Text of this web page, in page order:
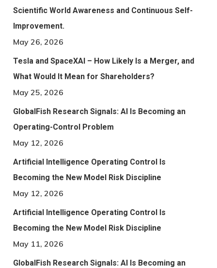
Scientific World Awareness and Continuous Self-
Improvement.
May 26, 2026
Tesla and SpaceXAI – How Likely Is a Merger, and
What Would It Mean for Shareholders?
May 25, 2026
GlobalFish Research Signals: AI Is Becoming an
Operating-Control Problem
May 12, 2026
Artificial Intelligence Operating Control Is
Becoming the New Model Risk Discipline
May 12, 2026
Artificial Intelligence Operating Control Is
Becoming the New Model Risk Discipline
May 11, 2026
GlobalFish Research Signals: AI Is Becoming an